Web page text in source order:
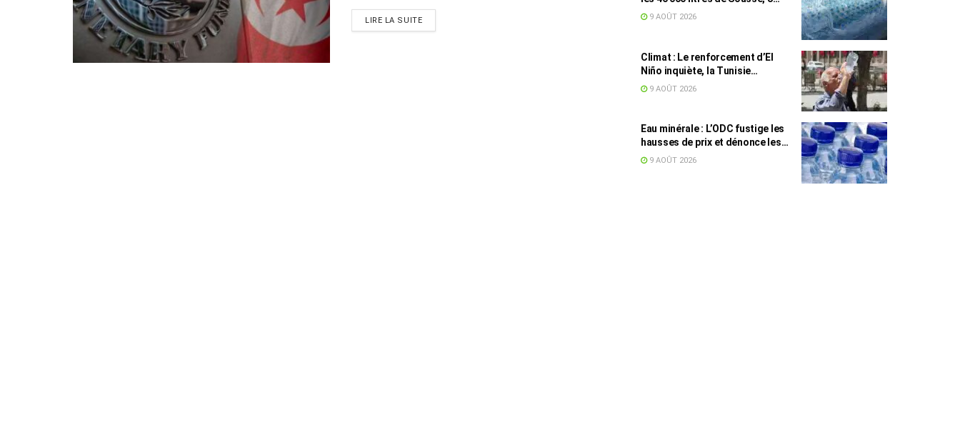
LIRE LA SUITE
832 bouteilles saisies à Nabeul
9 AOÛT 2026
Climat : Le renforcement d’El
Niño inquiète, la Tunisie
concernée
9 AOÛT 2026
Eau minérale : L’ODC fustige les
hausses de prix et dénonce les
profiteurs de la pénurie
9 AOÛT 2026